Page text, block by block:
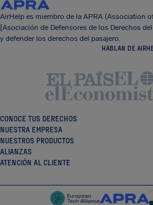
AirHelp es miembro de la APRA (Association
[Asociación de Defensores de los Derechos
y defender los derechos del pasajero.
HABLAN DE
CONOCE TUS DERECHOS
NUESTRA EMPRESA
NUESTROS PRODUCTOS
ALIANZAS
ATENCIÓN AL CLIENTE